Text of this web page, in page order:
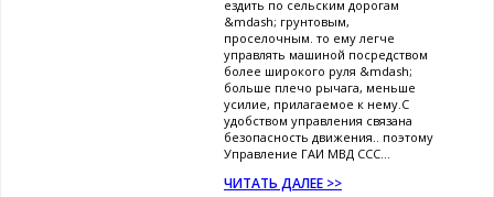
ездить по сельским дорогам
&mdash; грунтовым,
проселочным. то ему легче
управлять машиной посредством
более широкого руля &mdash;
больше плечо рычага, меньше
усилие, прилагаемое к нему.С
удобством управления связана
безопасность движения.. поэтому
Управление ГАИ МВД ССС...
ЧИТАТЬ ДАЛЕЕ >>